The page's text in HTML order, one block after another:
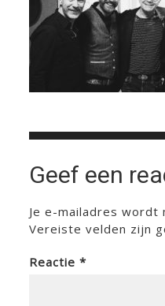
Geef een
Je e-mailadres wordt
Vereiste velden zijn
Reactie*